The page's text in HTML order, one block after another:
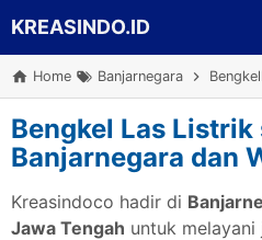
KREASINDO.ID
Home Banjarnegara
Bengkel Las
Banjarnegara dan
Kreasindoco hadir di
Jawa Tengah untuk melayani